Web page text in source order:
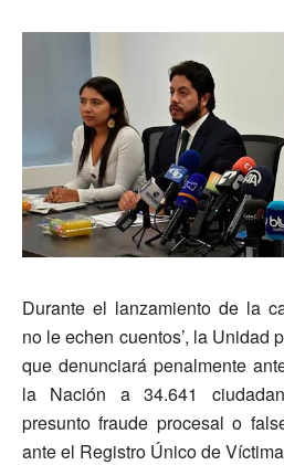
Durante el lanzamiento de la
no le echen cuentos’, la Unidad
que denunciará penalmente
la Nación a 34.641
presunto fraude procesal o
ante el Registro Único de